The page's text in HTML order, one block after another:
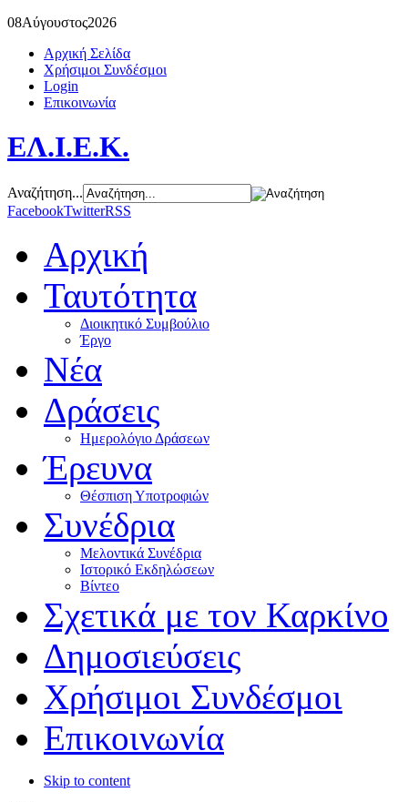
08Αύγουστος2026
Αρχική Σελίδα
Χρήσιμοι Συνδέσμοι
Login
Επικοινωνία
ΕΛ.Ι.Ε.Κ.
Αναζήτηση...
FacebookTwitterRSS
Αρχική
Ταυτότητα
Διοικητικό Συμβούλιο
Έργο
Νέα
Δράσεις
Ημερολόγιο Δράσεων
Έρευνα
Θέσπιση Υποτροφιών
Συνέδρια
Μελοντικά Συνέδρια
Ιστορικό Εκδηλώσεων
Βίντεο
Σχετικά με τον Καρκίνο
Δημοσιεύσεις
Χρήσιμοι Συνδέσμοι
Επικοινωνία
Skip to content